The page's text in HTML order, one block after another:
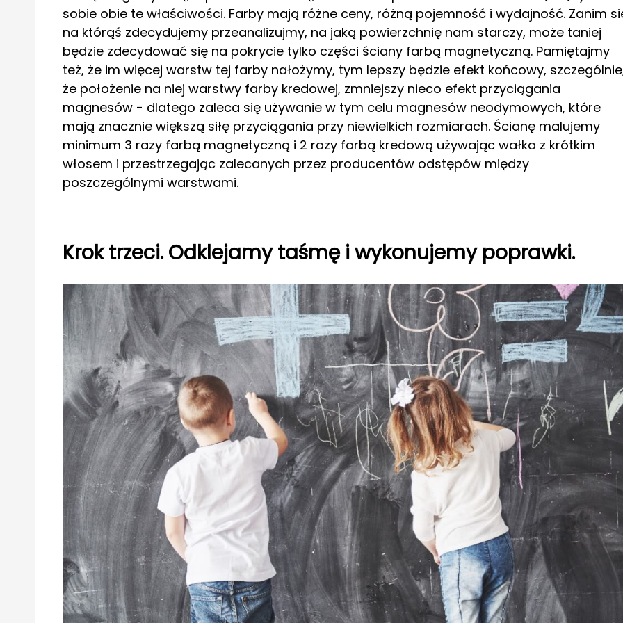
sobie obie te właściwości. Farby mają różne ceny, różną pojemność i wydajność. Zanim
na którąś zdecydujemy przeanalizujmy, na jaką powierzchnię nam starczy, może taniej
będzie zdecydować się na pokrycie tylko części ściany farbą magnetyczną. Pamiętajmy
też, że im więcej warstw tej farby nałożymy, tym lepszy będzie efekt końcowy,
że położenie na niej warstwy farby kredowej, zmniejszy nieco efekt przyciągania
magnesów - dlatego zaleca się używanie w tym celu magnesów neodymowych, które
mają znacznie większą siłę przyciągania przy niewielkich rozmiarach. Ścianę malujemy
minimum 3 razy farbą magnetyczną i 2 razy farbą kredową używając wałka z krótkim
włosem i przestrzegając zalecanych przez producentów odstępów między
poszczególnymi warstwami.
Krok trzeci. Odklejamy taśmęi wykonujemy poprawki.